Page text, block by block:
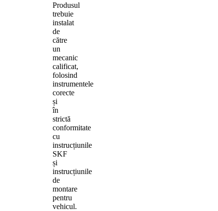
Produsul
trebuie
instalat
de
către
un
mecanic
calificat,
folosind
instrumentele
corecte
și
în
strictă
conformitate
cu
instrucțiunile
SKF
și
instrucțiunile
de
montare
pentru
vehicul.